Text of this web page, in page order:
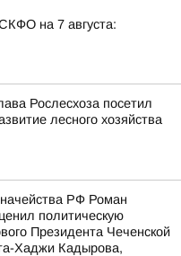
на 7 августа:
Рослесхоза посетил
лесного хозяйства
РФ Роман
политическую
Президента Чеченской
Хаджи Кадырова,